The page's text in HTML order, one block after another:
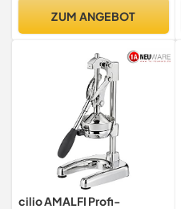
ZUM ANGEBOT
cilio AMALFI Profi-